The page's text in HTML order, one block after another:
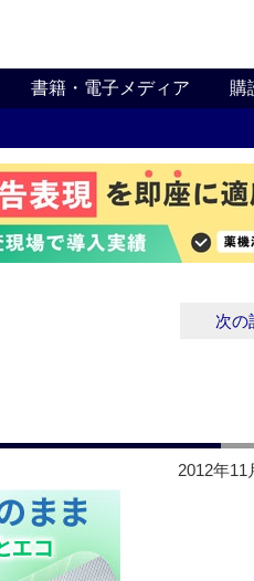
書籍・電子メディア 購
次の
2012年11